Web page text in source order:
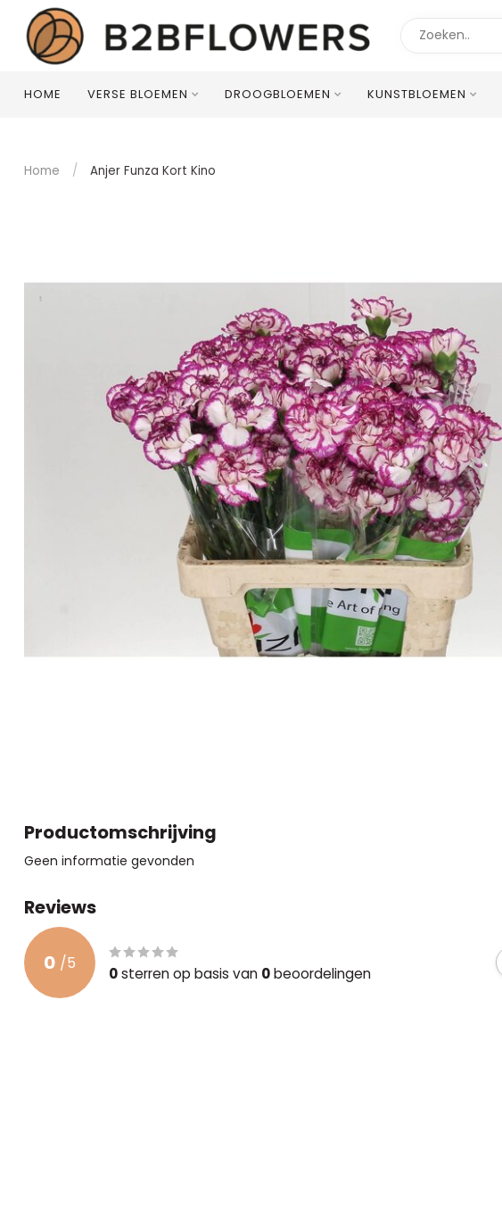
HOME VERSE BLOEMEN DROOGBLOEMEN KUNSTBLOEMEN
Home / Anjer Funza Kort Kino
Productomschrijving
Geen informatie gevonden
Reviews
0 /5
0sterren op basis van 0beoordelingen